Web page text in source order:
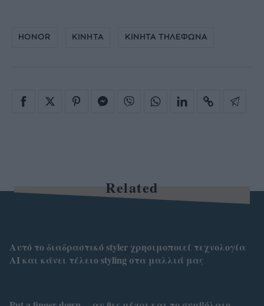
HONOR ΚΙΝΗΤΑ ΚΙΝΗΤΑ ΤΗΛΕΦΩΝΑ
Related
Αυτό το διαδραστικό styler χρησιμοποιεί τεχνολογία
AI και κάνει τέλειο styling στα μαλλιά μας